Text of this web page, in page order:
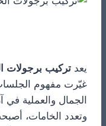
يعد تركيب برجولات
غيّرت مفهوم
الجمال والعملية
وتعدد الخامات،